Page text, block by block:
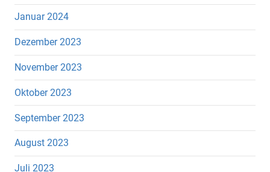
Januar 2024
Dezember 2023
November 2023
Oktober 2023
September 2023
August 2023
Juli 2023